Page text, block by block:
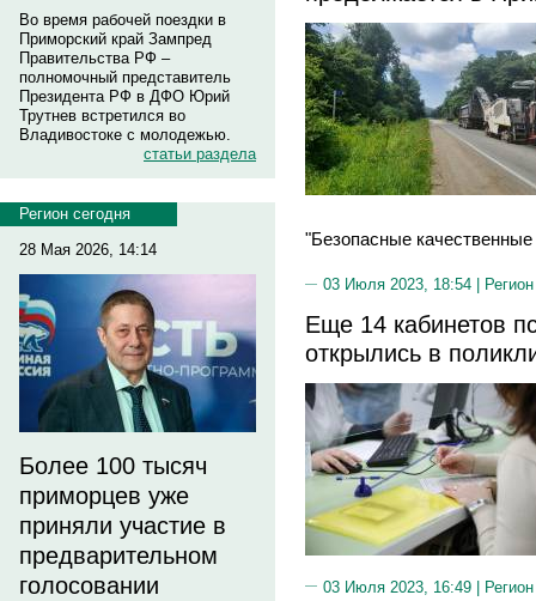
Во время рабочей поездки в
Приморский край Зампред
Правительства РФ –
полномочный представитель
Президента РФ в ДФО Юрий
Трутнев встретился во
Владивостоке с молодежью.
статьи раздела
Регион сегодня
28 Мая 2026, 14:14
Более 100 тысяч
приморцев уже
приняли участие в
предварительном
голосовании
"Безопасные качественные
03 Июля 2023, 18:54 |
Еще 14 кабинетов
открылись в
03 Июля 2023, 16:49 |